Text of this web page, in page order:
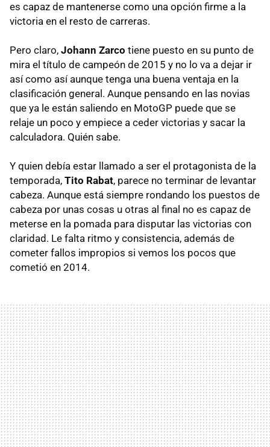
es capaz de mantenerse como una opción firme a la
victoria en el resto de carreras.
Pero claro, Johann Zarco tiene puesto en su punto de
mira el título de campeón de 2015 y no lo va a dejar ir
así como así aunque tenga una buena ventaja en la
clasificación general. Aunque pensando en las novias
que ya le están saliendo en MotoGP puede que se
relaje un poco y empiece a ceder victorias y sacar la
calculadora. Quién sabe.
Y quien debía estar llamado a ser el protagonista de la
temporada, Tito Rabat, parece no terminar de levantar
cabeza. Aunque está siempre rondando los puestos de
cabeza por unas cosas u otras al final no es capaz de
meterse en la pomada para disputar las victorias con
claridad. Le falta ritmo y consistencia, además de
cometer fallos impropios si vemos los pocos que
cometió en 2014.